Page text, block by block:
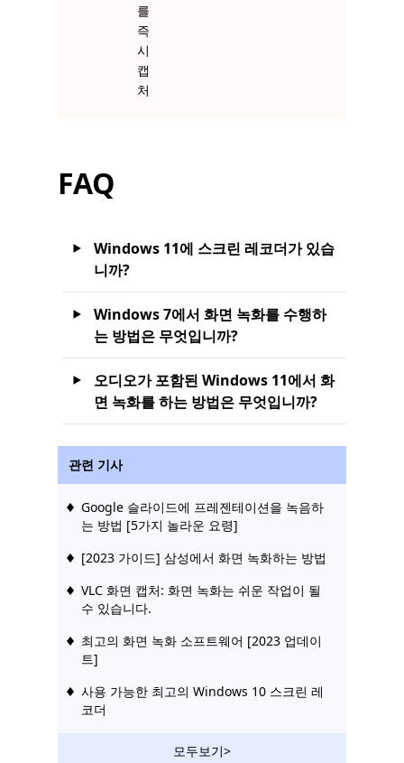
를
즉
시
캡
처
FAQ
Windows 11에 스크린 레코더가 있습
니까?
Windows 7에서 화면 녹화를 수행하
는 방법은 무엇입니까?
오디오가 포함된 Windows 11에서 화
면 녹화를 하는 방법은 무엇입니까?
관련 기사
Google 슬라이드에 프레젠테이션을 녹음하
는 방법 [5가지 놀라운 요령]
[2023 가이드] 삼성에서 화면 녹화하는 방법
VLC 화면 캡처: 화면 녹화는 쉬운 작업이 될
수 있습니다.
최고의 화면 녹화 소프트웨어 [2023 업데이
트]
사용 가능한 최고의 Windows 10 스크린 레
코더
모두보기>